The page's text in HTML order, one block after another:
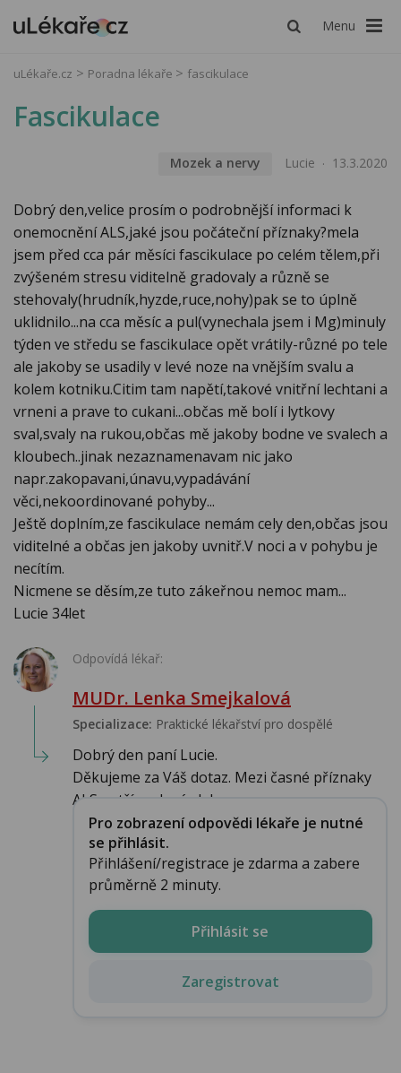
Menu
uLékaře.cz Poradna lékaře fascikulace
Fascikulace
Mozek a nervy Lucie 13.3.2020
Dobrý den,velice prosím o podrobnější informaci k
onemocnění ALS,jaké jsou počáteční příznaky?mela
jsem před cca pár měsíci fascikulace po celém tělem,při
zvýšeném stresu viditelně gradovaly a různě se
stehovaly(hrudník,hyzde,ruce,nohy)pak se to úplně
uklidnilo...na cca měsíc a pul(vynechala jsem i Mg)minuly
týden ve středu se fascikulace opět vrátily-různé po tele
ale jakoby se usadily v levé noze na vnějším svalu a
kolem kotniku.Citim tam napětí,takové vnitřní lechtani a
vrneni a prave to cukani...občas mě bolí i lytkovy
sval,svaly na rukou,občas mě jakoby bodne ve svalech a
kloubech..jinak nezaznamenavam nic jako
napr.zakopavani,únavu,vypadávání
věci,nekoordinované pohyby...
Ještě doplním,ze fascikulace nemám cely den,občas jsou
viditelné a občas jen jakoby uvnitř.V noci a v pohybu je
necítím.
Nicmene se děsím,ze tuto zákeřnou nemoc mam...
Lucie 34let
Odpovídá lékař:
MUDr. Lenka Smejkalová
Specializace: Praktické lékařství pro dospělé
Dobrý den paní Lucie.
Děkujeme za Váš dotaz. Mezi časné příznaky
ALS patří svalová slab...
Pro zobrazení odpovědi lékaře je nutné
se přihlásit.
Přihlášení/registrace je zdarma a zabere
průměrně 2 minuty.
Přihlásit se
Zaregistrovat